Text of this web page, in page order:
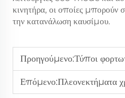
κινητήρα, οι οποίες μπορούν
την κατανάλωση καυσίμου.
Προηγούμενο:Τύποι φορτωτών και
Επόμενο:Πλεονεκτήματα χρήσης